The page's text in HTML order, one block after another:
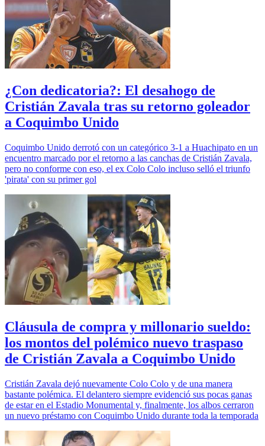
¿Con dedicatoria?: El desahogo de
Cristián Zavala tras su retorno goleador
a Coquimbo Unido
Coquimbo Unido derrotó con un categórico 3-1 a Huachipato en un
encuentro marcado por el retorno a las canchas de Cristián Zavala,
pero no conforme con eso, el ex Colo Colo incluso selló el triunfo
'pirata' con su primer gol
Cláusula de compra y millonario sueldo:
los montos del polémico nuevo traspaso
de Cristián Zavala a Coquimbo Unido
Cristián Zavala dejó nuevamente Colo Colo y de una manera
bastante polémica. El delantero siempre evidenció sus pocas ganas
de estar en el Estadio Monumental y, finalmente, los albos cerraron
un nuevo préstamo con Coquimbo Unido durante toda la temporada